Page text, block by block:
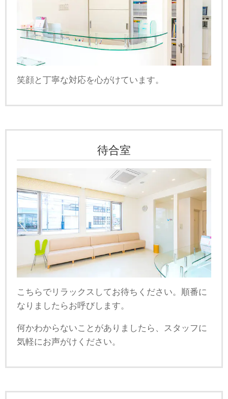
笑顔と丁寧な対応を心がけています。
待合室
こちらでリラックスしてお待ちください。順番に
なりましたらお呼びします。
何かわからないことがありましたら、スタッフに
気軽にお声がけください。